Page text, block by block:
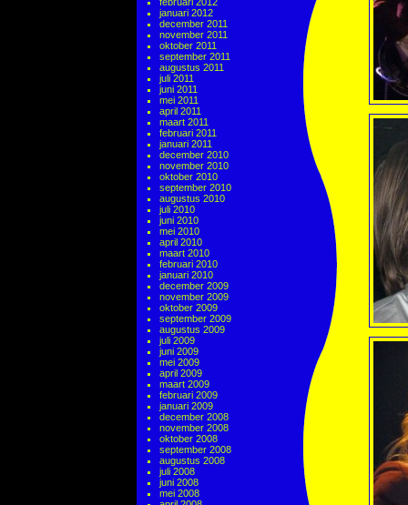
januari 2012
december 2011
november 2011
oktober 2011
september 2011
augustus 2011
juli 2011
juni 2011
mei 2011
april 2011
maart 2011
februari 2011
januari 2011
december 2010
november 2010
oktober 2010
september 2010
augustus 2010
juli 2010
juni 2010
mei 2010
april 2010
maart 2010
februari 2010
januari 2010
december 2009
november 2009
oktober 2009
september 2009
augustus 2009
juli 2009
juni 2009
mei 2009
april 2009
maart 2009
februari 2009
januari 2009
december 2008
november 2008
oktober 2008
september 2008
augustus 2008
juli 2008
juni 2008
mei 2008